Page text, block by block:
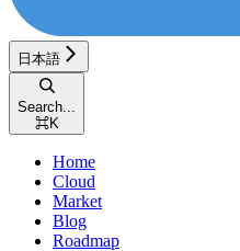
日本語
Search...
⌘K
Home
Cloud
Market
Blog
Roadmap